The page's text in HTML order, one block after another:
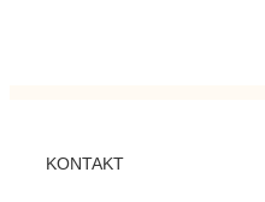
KONTAKT